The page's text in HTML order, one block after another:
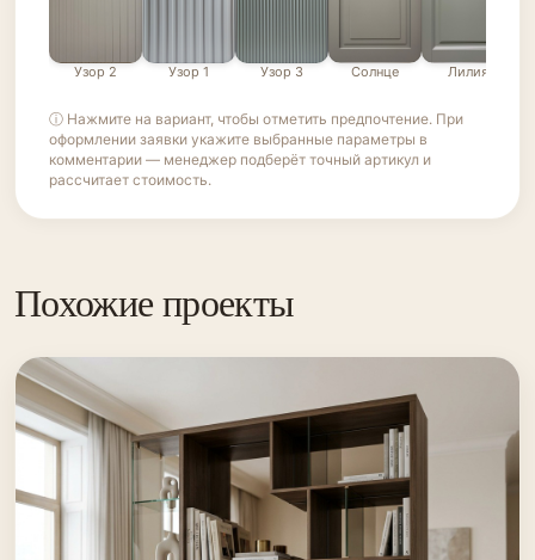
Узор 2 Узор 1 Узор 3 Солнце Лилия
ⓘ Нажмите на вариант, чтобы отметить предпочтение. При
оформлении заявки укажите выбранные параметры в
комментарии — менеджер подберёт точный артикул и
рассчитает стоимость.
Похожие проекты